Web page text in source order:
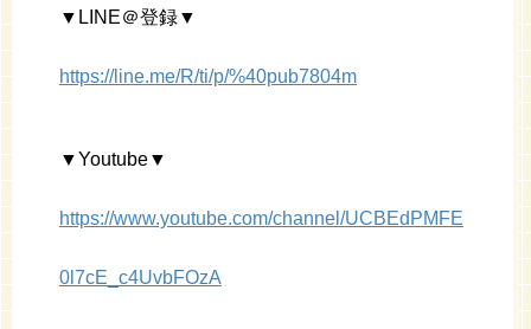
▼LINE＠登録▼
https://line.me/R/ti/p/%40pub7804m
▼Youtube▼
https://www.youtube.com/channel/UCBEdPMFE
0l7cE_c4UvbFOzA